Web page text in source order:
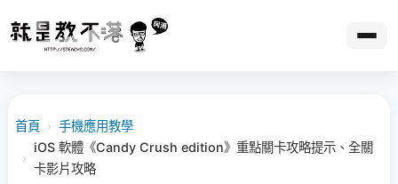
首頁 › 手機應用教學
›
iOS 軟體《Candy Crush edition》重點關卡攻略提示、全關
卡影片攻略